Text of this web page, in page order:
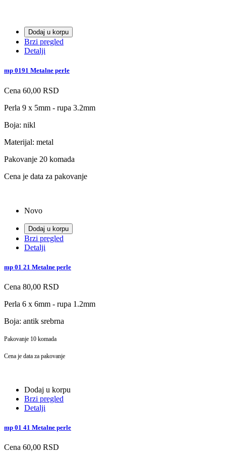
Dodaj u korpu
Brzi pregled
Detalji
mp 0191 Metalne perle
Cena 60,00 RSD
Perla 9 x 5mm - rupa 3.2mm
Boja: nikl
Materijal: metal
Pakovanje 20 komada
Cena je data za pakovanje
Novo
Dodaj u korpu
Brzi pregled
Detalji
mp 01 21 Metalne perle
Cena 80,00 RSD
Perla 6 x 6mm - rupa 1.2mm
Boja: antik srebrna
Pakovanje 10 komada
Cena je data za pakovanje
Dodaj u korpu
Brzi pregled
Detalji
mp 01 41 Metalne perle
Cena 60,00 RSD